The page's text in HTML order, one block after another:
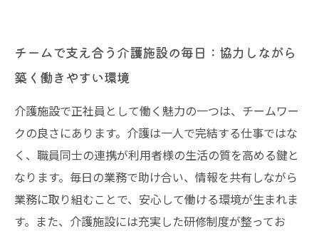
チームで支え合う介護施設の毎日：協力しながら
築く働きやすい環境
介護施設で正社員として働く魅力の一つは、チームワー
クの良さにあります。介護は一人で完結する仕事ではな
く、職員同士の連携が利用者様の生活の質を高める鍵と
なります。毎日の業務で助け合い、情報を共有しながら
業務に取り組むことで、安心して働ける環境が生まれま
す。また、介護施設には充実した研修制度が整ってお